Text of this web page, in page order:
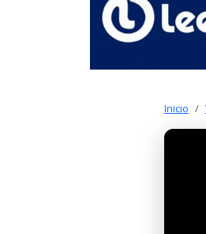
Inicio